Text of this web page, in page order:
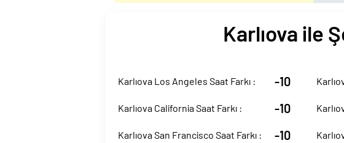
Karlıova ile
Karlıova Los Angeles Saat Farkı : -10
Karlıova California Saat Farkı : -10
Karlıova San Francisco Saat Farkı : -10